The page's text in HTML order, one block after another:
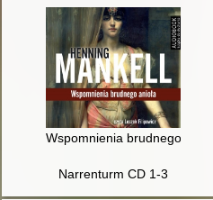
Wspomnienia brudnego anioła
Narrenturm CD 1-3